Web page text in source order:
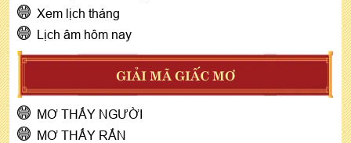
Xem lịch tháng
Lịch âm hôm nay
GIẢI MÃ GIẤC MƠ
MƠ THẤY NGƯỜI
MƠ THẤY RẮN